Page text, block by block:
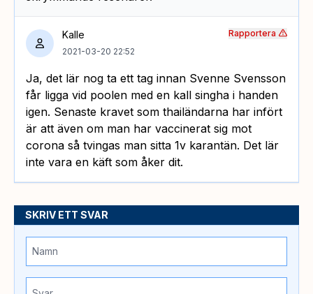
Kalle
2021-03-20 22:52
Ja, det lär nog ta ett tag innan Svenne Svensson
får ligga vid poolen med en kall singha i handen
igen. Senaste kravet som thailändarna har infört
är att även om man har vaccinerat sig mot
corona så tvingas man sitta 1v karantän. Det lär
inte vara en käft som åker dit.
Rapportera
SKRIV ETT SVAR